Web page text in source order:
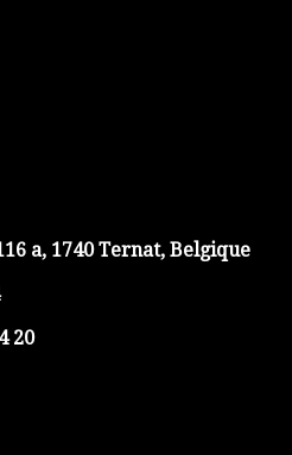
a, 1740 Ternat, Belgique
20